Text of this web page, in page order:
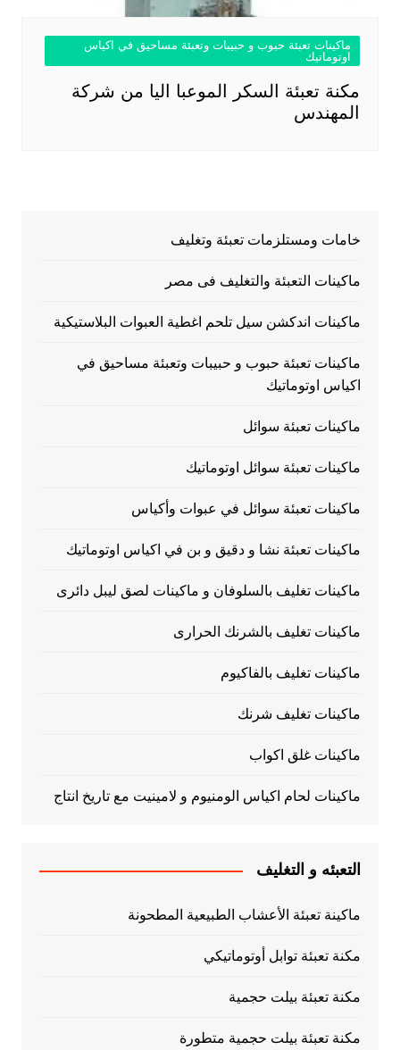
ماكينات تعبئة حبوب و حبيبات وتعبئة مساحيق في اكياس
اوتوماتيك
مكنة تعبئة السكر الموعبا اليا من شركة
المهندس
خامات ومستلزمات تعبئة وتغليف
ماكينات التعبئة والتغليف فى مصر
ماكينات اندكشن سيل تلحم اغطية العبوات البلاستيكية
ماكينات تعبئة حبوب و حبيبات وتعبئة مساحيق في
اكياس اوتوماتيك
ماكينات تعبئة سوائل
ماكينات تعبئة سوائل اوتوماتيك
ماكينات تعبئة سوائل في عبوات وأكياس
ماكينات تعبئة نشا و دقيق و بن في اكياس اوتوماتيك
ماكينات تغليف بالسلوفان و ماكينات لصق ليبل دائرى
ماكينات تغليف بالشرنك الحرارى
ماكينات تغليف بالفاكيوم
ماكينات تغليف شرنك
ماكينات غلق اكواب
ماكينات لحام اكياس الومنيوم و لامينيت مع تاريخ انتاج
التعبئه و التغليف
ماكينة تعبئة الأعشاب الطبيعية المطحونة
مكنة تعبئة توابل أوتوماتيكي
مكنة تعبئة بيلت حجمية
مكنة تعبئة بيلت حجمية متطورة